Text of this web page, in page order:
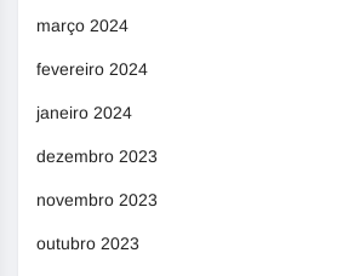
março 2024
fevereiro 2024
janeiro 2024
dezembro 2023
novembro 2023
outubro 2023